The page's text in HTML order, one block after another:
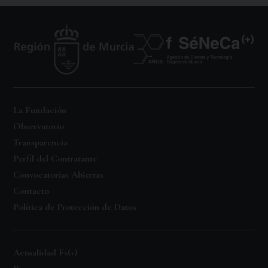
La Fundación
Observatorio
Transparencia
Perfil del Contratante
Convocatorias Abiertas
Contacto
Política de Protección de Datos
Actualidad Fs(+)